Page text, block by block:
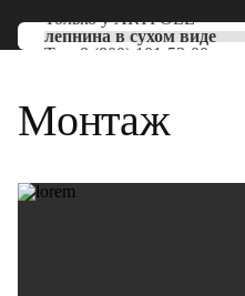
Только уARTPOLE
лепнина в сухом виде
Тел: 8 (800) 101-53-00
Монтаж